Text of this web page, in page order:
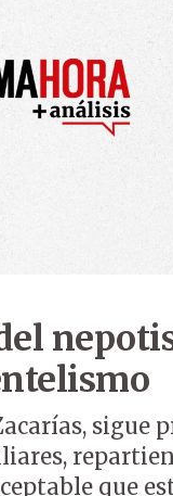
sigue
que